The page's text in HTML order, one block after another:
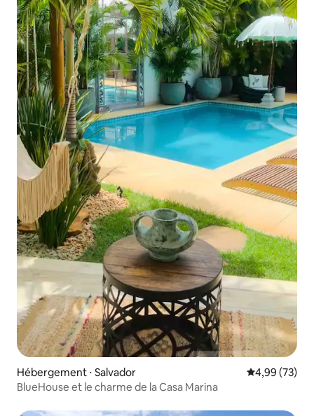
Hébergement ⋅ Salvador Évaluation
4,99 (73)
BlueHouse et le charme de la Casa Marina